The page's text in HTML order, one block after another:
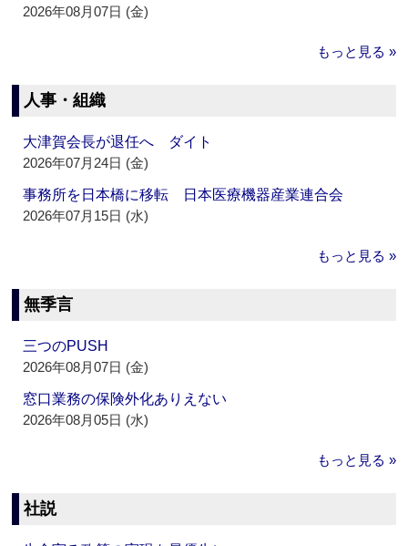
2026年08月07日 (金)
もっと見る »
人事・組織
大津賀会長が退任へ ダイト
2026年07月24日 (金)
事務所を日本橋に移転 日本医療機器産業連合会
2026年07月15日 (水)
もっと見る »
無季言
三つのPUSH
2026年08月07日 (金)
窓口業務の保険外化ありえない
2026年08月05日 (水)
もっと見る »
社説